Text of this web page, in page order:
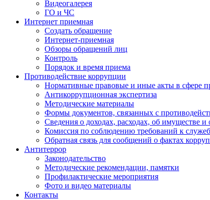
Видеогалерея
ГО и ЧС
Интернет приемная
Создать обращение
Интернет-приемная
Обзоры обращений лиц
Контроль
Порядок и время приема
Противодействие коррупции
Нормативные правовые и иные акты в сфере
Антикоррупционная экспертиза
Методические материалы
Формы документов, связанных с
Сведения о доходах, расходах, об имуществе и
Комиссия по соблюдению требований к
Обратная связь для сообщений о фактах
Антитеррор
Законодательство
Методические рекомендации, памятки
Профилактические мероприятия
Фото и видео материалы
Контакты